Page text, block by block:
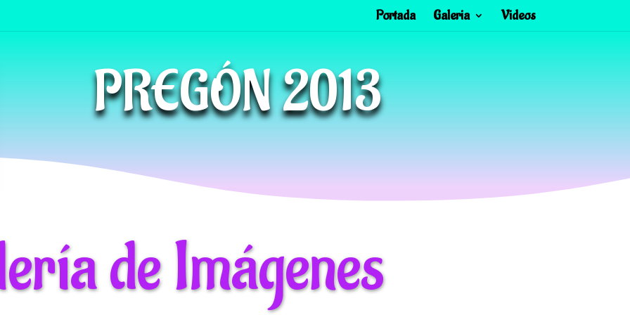
Portada Galeria Videos
PREGÓN 2013
de Imágenes